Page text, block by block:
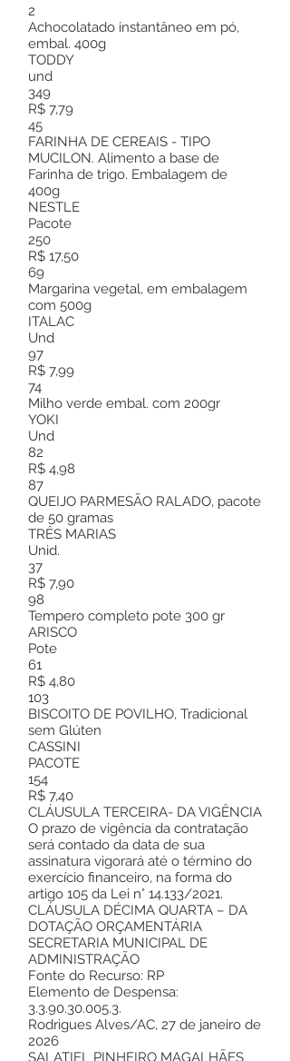
2
Achocolatado instantâneo em pó,
embal. 400g
TODDY
und
349
R$ 7,79
45
FARINHA DE CEREAIS - TIPO
MUCILON. Alimento a base de
Farinha de trigo. Embalagem de
400g
NESTLE
Pacote
250
R$ 17,50
69
Margarina vegetal, em embalagem
com 500g
ITALAC
Und
97
R$ 7,99
74
Milho verde embal. com 200gr
YOKI
Und
82
R$ 4,98
87
QUEIJO PARMESÃO RALADO, pacote
de 50 gramas
TRÊS MARIAS
Unid.
37
R$ 7,90
98
Tempero completo pote 300 gr
ARISCO
Pote
61
R$ 4,80
103
BISCOITO DE POVILHO, Tradicional
sem Glúten
CASSINI
PACOTE
154
R$ 7,40
CLÁUSULA TERCEIRA- DA VIGÊNCIA
O prazo de vigência da contratação
será contado da data de sua
assinatura vigorará até o término do
exercício financeiro, na forma do
artigo 105 da Lei n° 14.133/2021.
CLÁUSULA DÉCIMA QUARTA – DA
DOTAÇÃO ORÇAMENTÁRIA
SECRETARIA MUNICIPAL DE
ADMINISTRAÇÃO
Fonte do Recurso: RP
Elemento de Despensa:
3.3.90.30.005.3.
Rodrigues Alves/AC, 27 de janeiro de
2026
SALATIEL PINHEIRO MAGALHÃES